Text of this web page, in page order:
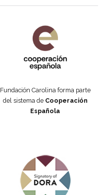
Fundación Carolina forma parte
del sistema de Cooperación
Española